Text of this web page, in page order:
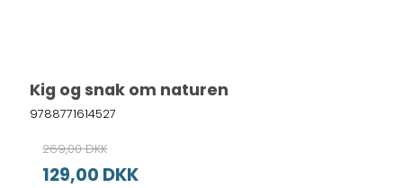
Kig og snak om naturen
9788771614527
269,00 DKK
129,00 DKK